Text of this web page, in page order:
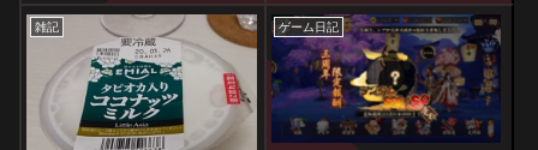
雑記 ゲーム日記